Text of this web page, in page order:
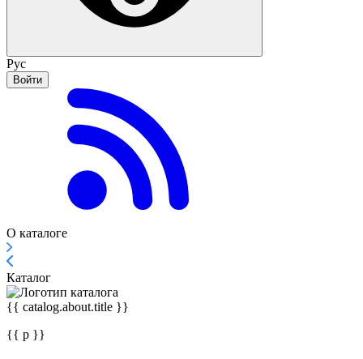
Рус
Войти
О каталоге
Каталог
{{ catalog.about.title }}
{{ p }}